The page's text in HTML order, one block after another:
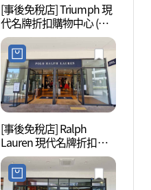
[事後免稅店] Triumph 現
代名牌折扣購物中心 (金
浦店)(트라이엄프 현대프
리미엄아울렛 김포점)
[事後免稅店] Ralph
Lauren 現代名牌折扣購
物中心 (金浦店)(폴로랄프
로렌 현대프리미엄아울
렛 김포점)